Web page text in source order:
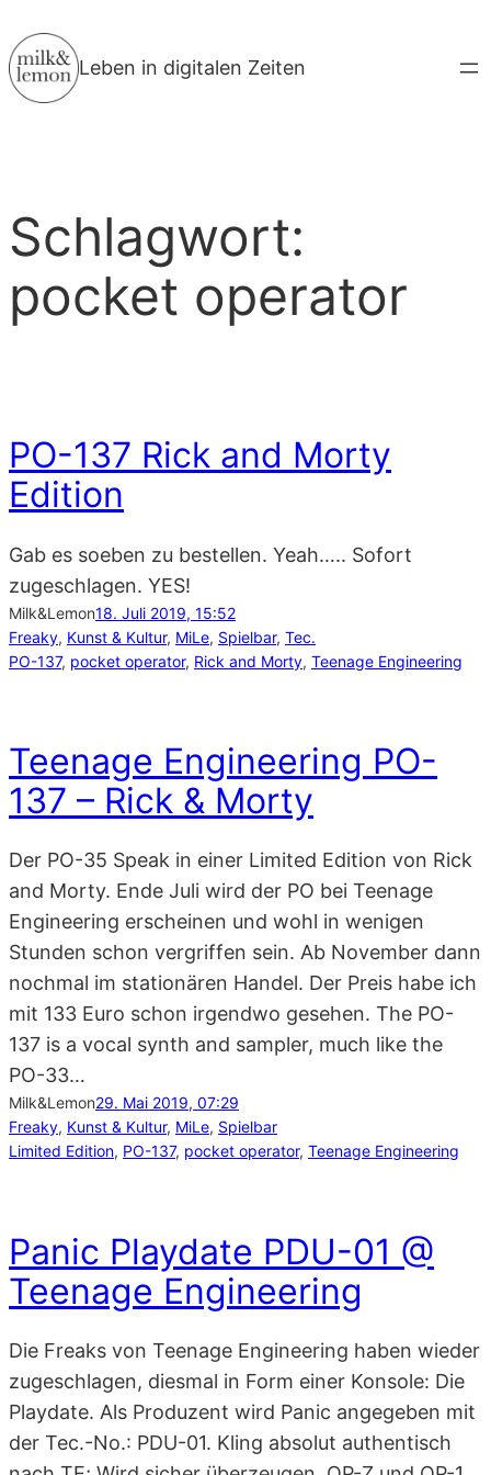
Inhalt
springen
Leben in digitalen Zeiten
Schlagwort:
pocket operator
PO-137 Rick and Morty
Edition
Gab es soeben zu bestellen. Yeah….. Sofort
zugeschlagen. YES!
Milk&Lemon18. Juli 2019, 15:52
Freaky, Kunst & Kultur, MiLe, Spielbar, Tec.
PO-137, pocket operator, Rick and Morty, Teenage Engineering
Teenage Engineering PO-
137 – Rick & Morty
Der PO-35 Speak in einer Limited Edition von Rick
and Morty. Ende Juli wird der PO bei Teenage
Engineering erscheinen und wohl in wenigen
Stunden schon vergriffen sein. Ab November dann
nochmal im stationären Handel. Der Preis habe ich
mit 133 Euro schon irgendwo gesehen. The PO-
137 is a vocal synth and sampler, much like the
PO-33…
Milk&Lemon29. Mai 2019, 07:29
Freaky, Kunst & Kultur, MiLe, Spielbar
Limited Edition, PO-137, pocket operator, Teenage Engineering
Panic Playdate PDU-01 @
Teenage Engineering
Die Freaks von Teenage Engineering haben wieder
zugeschlagen, diesmal in Form einer Konsole: Die
Playdate. Als Produzent wird Panic angegeben mit
der Tec.-No.: PDU-01. Kling absolut authentisch